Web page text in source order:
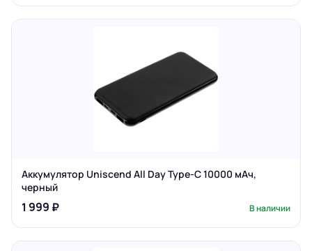
Аккумулятор Uniscend All Day Type-C 10000 мАч,
черный
1 999 ₽ В наличии